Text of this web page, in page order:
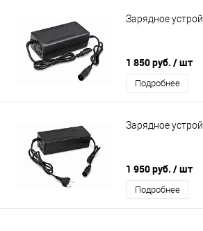
Зарядное
1 850 руб. / шт
Подробнее
Зарядное
1 950 руб. / шт
Подробнее